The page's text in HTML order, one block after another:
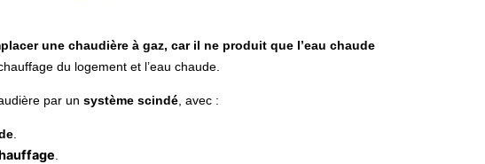
une chaudière à gaz, car il ne produit que l’eau chaude
du logement et l’eau chaude.
par un système scindé, avec :
.
.